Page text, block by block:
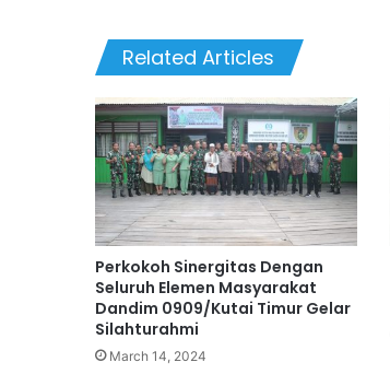
Related Articles
Perkokoh Sinergitas Dengan
Seluruh Elemen Masyarakat
Dandim 0909/Kutai Timur Gelar
Silahturahmi
March 14, 2024